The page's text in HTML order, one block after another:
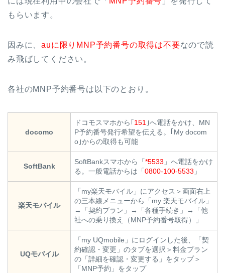
もらいます。
因みに、auに限りMNP予約番号の取得は不要なので読
み飛ばしてください。
各社のMNP予約番号は以下のとおり。
docomo
ドコモスマホから｢ 151 ｣へ電話をかけ、MN
P予約番号発行希望を伝える。｢My docom
o｣からの取得も可能
SoftBank
SoftBankスマホから「 *5533 」へ電話をかけ
る。一般電話からは「 0800-100-5533 」
楽天モバイル
「my楽天モバイル」にアクセス＞画面右上
の三本線メニューから「my 楽天モバイル」
→「契約プラン」→「各種手続き」→「他
社への乗り換え（MNP予約番号取得）」
UQモバイル
「my UQmobile」にログインした後、「契
約確認・変更」のタブを選択＞料金プラン
の「詳細を確認・変更する」をタップ＞
「MNP予約」をタップ